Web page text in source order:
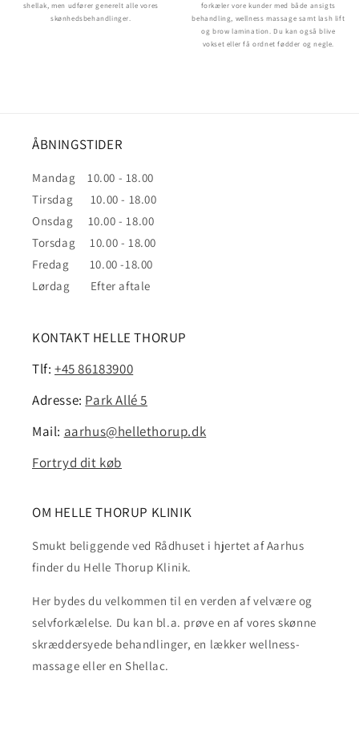
shellak, men udfører generelt alle vores
skønhedsbehandlinger.
forkæler vore kunder med både ansigts
behandling, wellness massage samt lash lift
og brow lamination. Du kan også blive
vokset eller få ordnet fødder og negle.
ÅBNINGSTIDER
Mandag 10.00 - 18.00
Tirsdag 10.00 - 18.00
Onsdag 10.00 - 18.00
Torsdag 10.00 - 18.00
Fredag 10.00 -18.00
Lørdag Efter aftale
KONTAKT HELLE THORUP
Tlf:+45 86183900
Adresse: Park Allé 5
Mail: aarhus@hellethorup.dk
Fortryd dit køb
OM HELLE THORUP KLINIK
Smukt beliggende ved Rådhuset i hjertet af Aarhus
finder du Helle Thorup Klinik.
Her bydes du velkommen til en verden af velvære og
selvforkælelse. Du kan bl.a. prøve en af vores skønne
skræddersyede behandlinger, en lækker wellness-
massage eller en Shellac.